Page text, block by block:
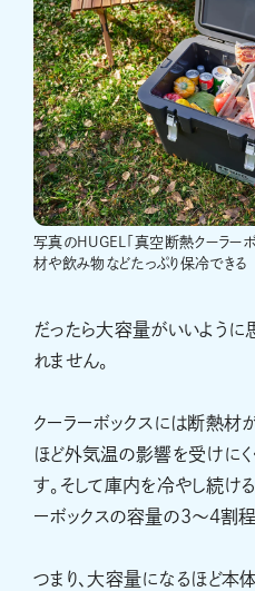
写真のHUGEL「真空断熱クーラー
材や飲み物などたっぷり保冷できる
だったら大容量がいいように
れません。
クーラーボックスには断熱材
ほど外気温の影響を受けにく
す。そして庫内を冷やし続け
ーボックスの容量の3〜4割程
つまり、大容量になるほど本